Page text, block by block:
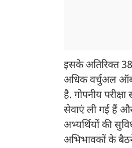
इसके अतिरिक्त
अधिक वर्चुअल
है. गोपनीय
सेवाएं ली गई हैं
अभ्यर्थियों की
अभिभावकों के बैठने